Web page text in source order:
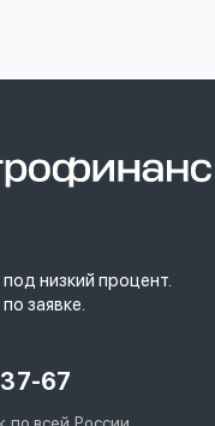
низкий процент.
заявке.
67
номером